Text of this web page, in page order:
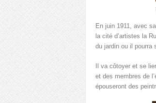
En juin 1911, avec
la cité d’artistes la
du jardin ou il pourra
Il va côtoyer et se
et des membres de
épouseront des